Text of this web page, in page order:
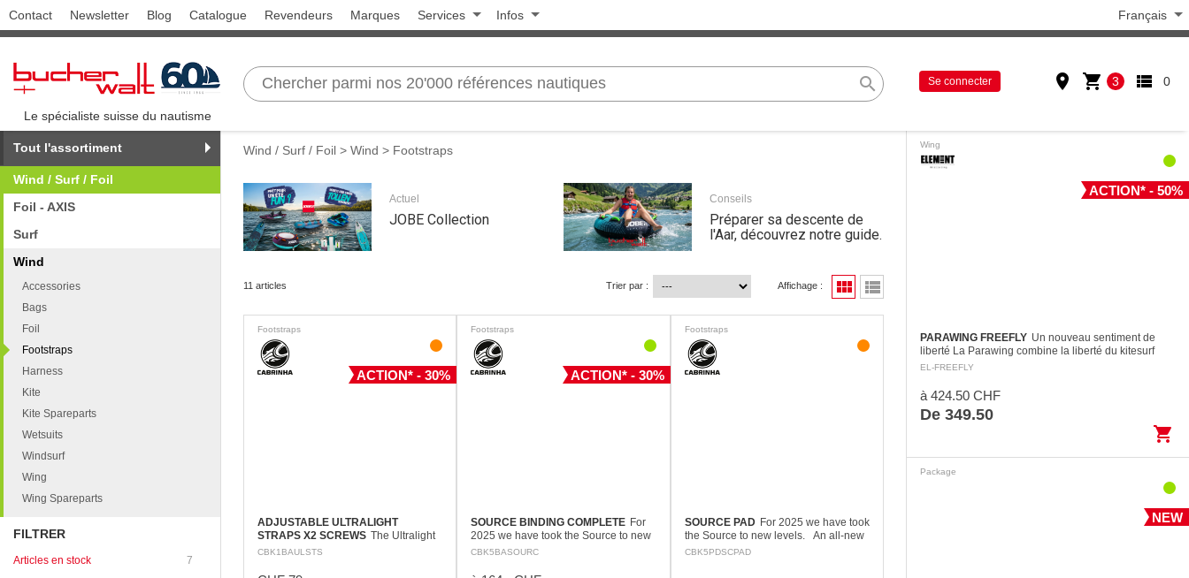
Contact Newsletter Blog Catalogue Revendeurs Marques Services Infos Français
Le spécialiste suisse du nautisme
search Se connecter place shopping_cart 3 view_list 0
Tout l'assortiment
Wind / Surf / Foil
Foil - AXIS
Surf
Wind
Accessories
Bags
Foil
Footstraps
Harness
Kite
Kite Spareparts
Wetsuits
Windsurf
Wing
Wing Spareparts
FILTRER
Articles en stock 7
Wind / Surf / Foil > Wind > Footstraps
Actuel
JOBE Collection
Conseils
Préparer sa descente de
l'Aar, découvrez notre guide.
11 articles Trier par : Affichage : view_module view_list
Footstraps
ACTION* - 30%
ADJUSTABLE ULTRALIGHT
STRAPS X2 SCREWS The Ultralight
strap is a minimal coverage strap that
The comfortable and very lightweight
CBK1BAULSTS
Footstraps
ACTION* - 30%
SOURCE BINDING COMPLETE For
2025 we have took the Source to new
levels. An all-new designed upper
the foot, giving a more…
CBK5BASOURC
Footstraps
SOURCE PAD For 2025 we have took
the Source to new levels. An all-new
designed upper helps distribute the
CBK5PDSCPAD
Wing
ACTION* - 50%
PARAWING FREEFLY Un nouveau sentiment de
liberté La Parawing combine la liberté du kitesurf
avec la simplicité du wingfoiling. Pas de setups
EL-FREEFLY
à 424.50 CHF
De 349.50
shopping_cart
Package
NEW